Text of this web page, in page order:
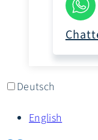
Deutsch
English